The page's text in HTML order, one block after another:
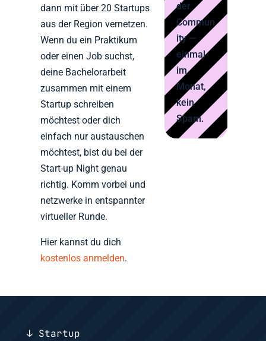
dann mit über 20 Startups
aus der Region vernetzen.
Wenn du ein Praktikum
oder einen Job suchst,
deine Bachelorarbeit
zusammen mit einem
Startup schreiben
möchtest oder dich
einfach nur austauschen
möchtest, bist du bei der
Start-up Night genau
richtig. Komm vorbei und
netzwerke in entspannter
virtueller Runde.
Hier kannst du dich
kostenlos anmelden.
der
Commun
ity —
einmal
im
Monat,
kein
Spam.
↓ Startup